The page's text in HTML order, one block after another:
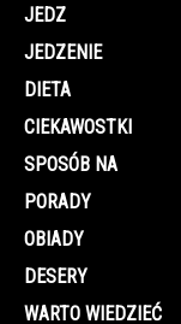
JEDZ
JEDZENIE
DIETA
CIEKAWOSTKI
SPOSÓB NA
PORADY
OBIADY
DESERY
WARTO WIEDZIEĆ